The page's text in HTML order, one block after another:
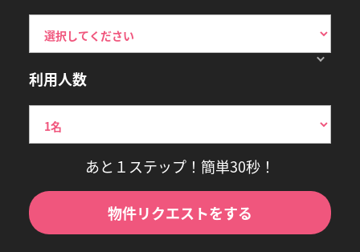
利用人数
あと１ステップ！簡単30秒！
物件リクエストをする